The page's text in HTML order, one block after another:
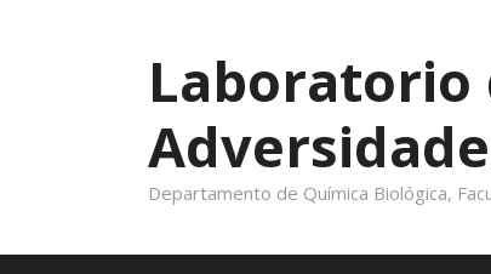
Laboratorio
Departamento de Química Biológica,